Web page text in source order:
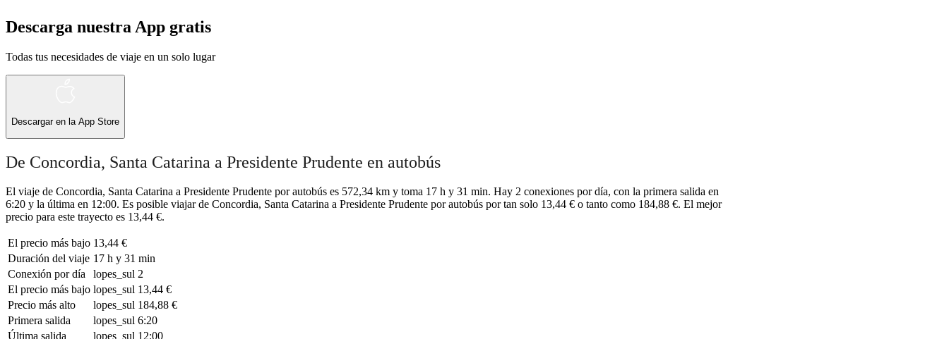
Descarga nuestra App gratis
Todas tus necesidades de viaje en un solo lugar
Descargar en la App Store
De Concordia, Santa Catarina a Presidente Prudente en autobús
El viaje de Concordia, Santa Catarina a Presidente Prudente por autobús es 572,34 km y toma 17 h y 31 min. Hay 2 conexiones por día, con la primera salida en
6:20 y la última en 12:00. Es posible viajar de Concordia, Santa Catarina a Presidente Prudente por autobús por tan solo 13,44 € o tanto como 184,88 €. El mejor
precio para este trayecto es 13,44 €.
El precio más bajo 13,44 €
Duración del viaje 17 h y 31 min
Conexión por día
lopes_sul 2
El precio más bajo lopes_sul 13,44 €
Precio más alto
lopes_sul 184,88 €
Primera salida
lopes_sul 6:20
Última salida
lopes_sul 12:00